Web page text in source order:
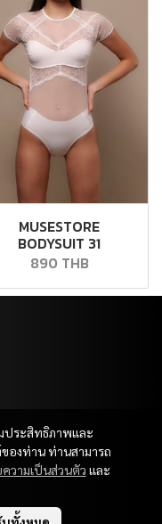
MUSESTORE
BODYSUIT 31
890 THB
ประสิทธิภาพและ
องท่าน ท่านสามารถ
วามเป็นส่วนตัว และ